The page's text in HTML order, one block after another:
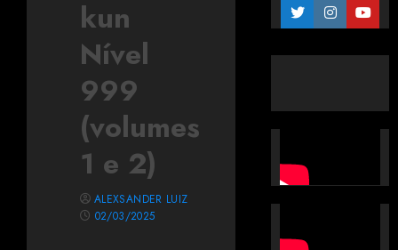
kun
Nível
999
(volumes
1 e 2)
ALEXSANDER LUIZ
02/03/2025